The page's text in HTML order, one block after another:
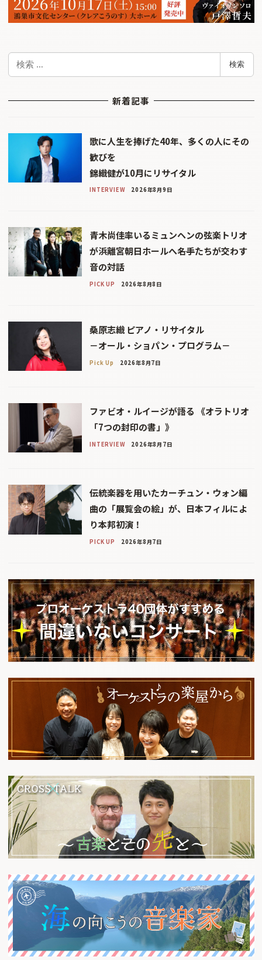
検
検索
新着記事
歌に人生を捧げた40年、多くの人にその
歓びを
錦織健が10月にリサイタル
INTERVIEW 2026年8月9日
青木尚佳率いるミュンヘンの弦楽トリオ
が浜離宮朝日ホールへ――名手たちが交わす
音の対話
PICK UP 2026年8月8日
桑原志織 ピアノ・リサイタル
－オール・ショパン・プログラム－
Pick Up 2026年8月7日
ファビオ・ルイージが語る 《オラトリオ
「7つの封印の書」》
INTERVIEW 2026年8月7日
伝統楽器を用いたカーチュン・ウォン編
曲の「展覧会の絵」が、日本フィルによ
り本邦初演！
PICK UP 2026年8月7日